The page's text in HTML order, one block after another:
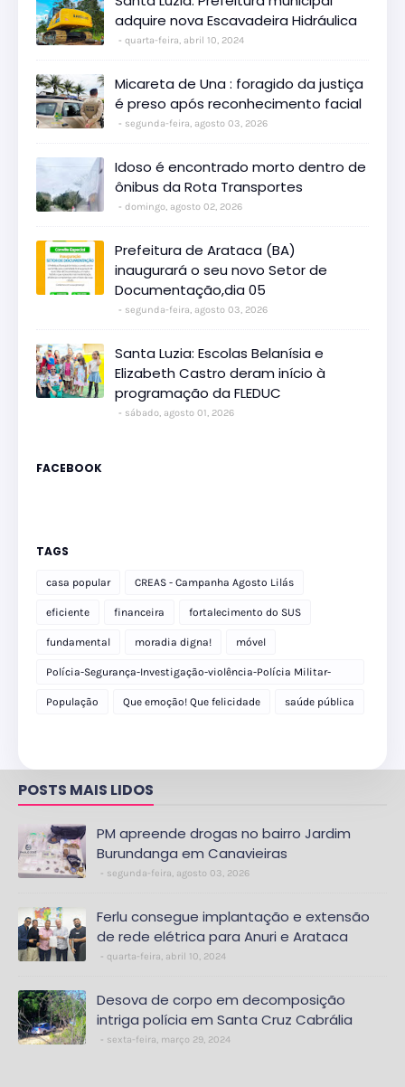
adquire nova Escavadeira Hidráulica
quarta-feira, abril 10, 2024
Micareta de Una : foragido da justiça
é preso após reconhecimento facial
segunda-feira, agosto 03, 2026
Idoso é encontrado morto dentro de
ônibus da Rota Transportes
domingo, agosto 02, 2026
Prefeitura de Arataca (BA)
inaugurará o seu novo Setor de
Documentação,dia 05
segunda-feira, agosto 03, 2026
Santa Luzia: Escolas Belanísia e
Elizabeth Castro deram início à
programação da FLEDUC
sábado, agosto 01, 2026
FACEBOOK
TAGS
casa popular CREAS - Campanha Agosto Lilás
eficiente financeira fortalecimento do SUS
fundamental moradia digna! móvel
Polícia-Segurança-Investigação-violência-Polícia Militar-
delegacia
População Que emoção! Que felicidade saúde pública
POSTS MAIS LIDOS
PM apreende drogas no bairro Jardim
Burundanga em Canavieiras
segunda-feira, agosto 03, 2026
Ferlu consegue implantação e extensão
de rede elétrica para Anuri e Arataca
quarta-feira, abril 10, 2024
Desova de corpo em decomposição
intriga polícia em Santa Cruz Cabrália
sexta-feira, março 29, 2024